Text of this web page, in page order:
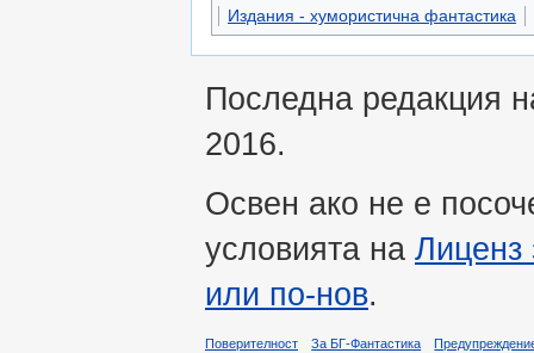
Издания - хумористична фантастика
Последна редакция
2016.
Освен ако не е
условията на Лиценз
или по-нов.
Поверителност За БГ-Фантастика